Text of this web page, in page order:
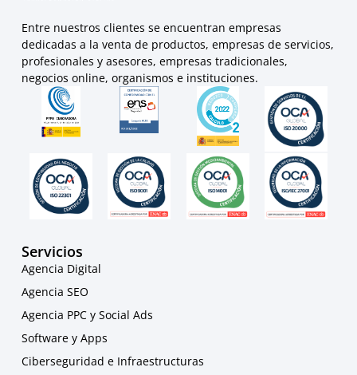
Entre nuestros clientes se encuentran empresas
dedicadas a la venta de productos, empresas de servicios,
profesionales y asesores, empresas tradicionales,
negocios online, organismos e instituciones.
Servicios
Agencia Digital
Agencia SEO
Agencia PPC y Social Ads
Software y Apps
Ciberseguridad e Infraestructuras